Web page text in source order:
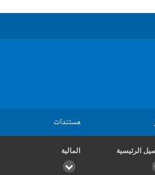
مستندات
الرئيسية المالية